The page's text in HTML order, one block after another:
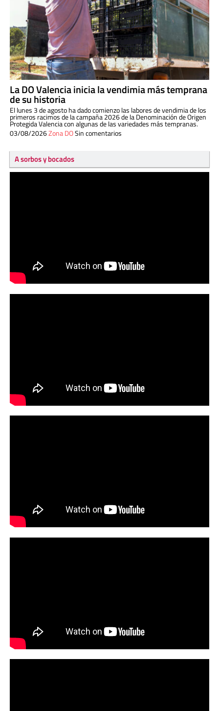
La DO Valencia inicia la vendimia más temprana
de su historia
El lunes 3 de agosto ha dado comienzo las labores de vendimia de los
primeros racimos de la campaña 2026 de la Denominación de Origen
Protegida Valencia con algunas de las variedades más tempranas.
03/08/2026Zona DOSin comentarios
A sorbos y bocados